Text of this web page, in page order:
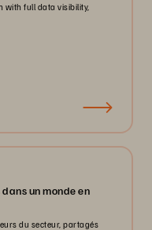
with full data visibility,
un monde en
du secteur, partagés